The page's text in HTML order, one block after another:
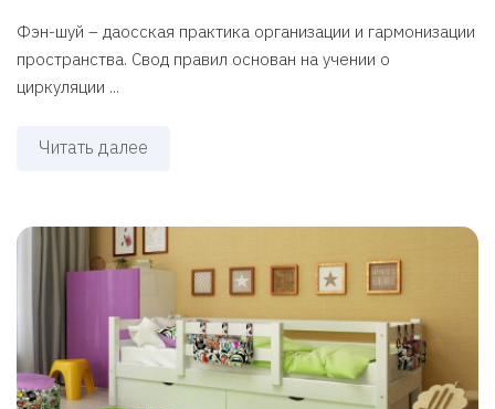
Фэн-шуй – даосская практика организации и гармонизации
пространства. Свод правил основан на учении о
циркуляции ...
Читать далее